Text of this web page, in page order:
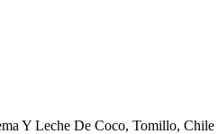
Y Leche De Coco, Tomillo, Chile